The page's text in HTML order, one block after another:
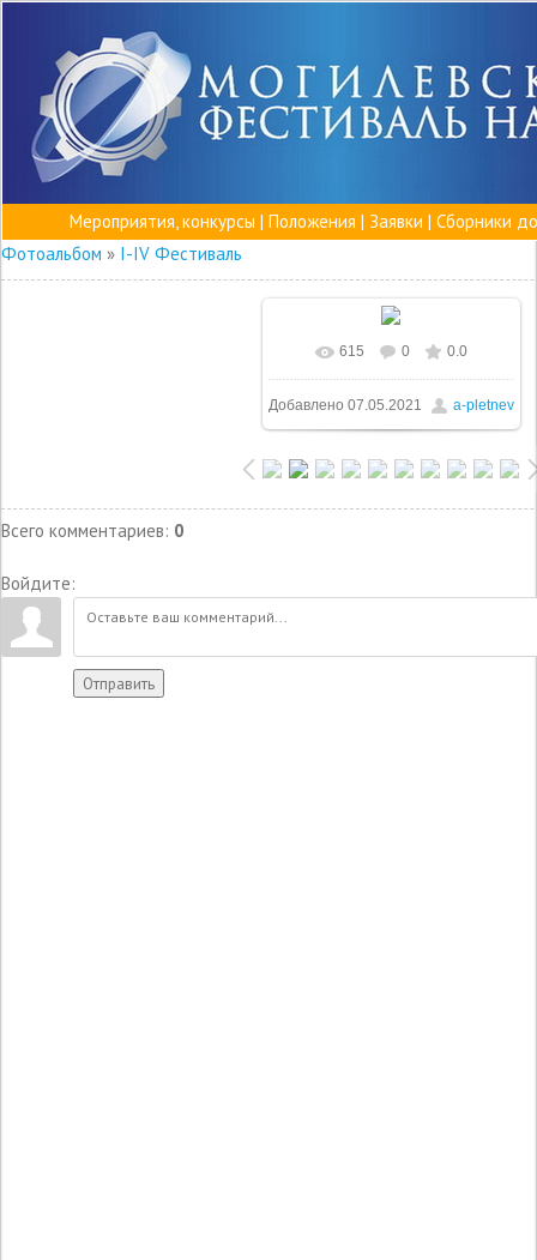
Мероприятия, конкурсы | Положения | Заявки | Сборники
Фотоальбом » I-IV Фестиваль
615 0 0.0
Добавлено 07.05.2021 a-pletnev
Всего комментариев: 0
Войдите:
Отправить